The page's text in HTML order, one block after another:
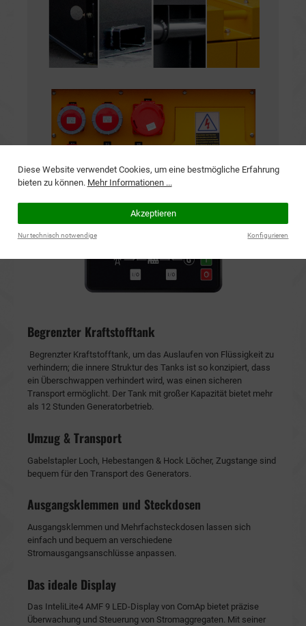
Begrenzter Kraftstofftank
Begrenzter Kraftstofftank, um das Auslaufen von Flüssigkeit zu
verhindern; die innere Struktur des Tanks ist so konzipiert, dass
ein Überschwappen verhindert wird, was einen sicheren
Transport ermöglicht. Der Tank mit großer Kapazität bietet mehr
als 12 Stunden Generatorbetrieb.
Umzug & Transport
Gabelstapler Loch, Hebestangen & Hock Löcher, Zugstange sind
bequem für den Transport des Generators.
Ausgangsklemmen und Steckdosen
Ausgangsklemmen und Mehrfachsteckdosen lassen sich
einfach und bequem an verschiedene
Stromausgangsanschlüsse anpassen.
Das ideale Display
Das InteliLite4 AMF 9 LED-Display von ComAp bietet präzise
Überwachung und Steuerung von Stromaggregaten. Mit seiner
Diese Website verwendet Cookies, um eine bestmögliche Erfahrung
bieten zu können. Mehr Informationen ...
Akzeptieren
Nur technisch notwendige Konfigurieren